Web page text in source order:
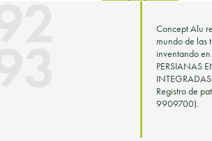
Concept Alu
mundo de las
inventando
PERSIANAS
Registro de
9909700).